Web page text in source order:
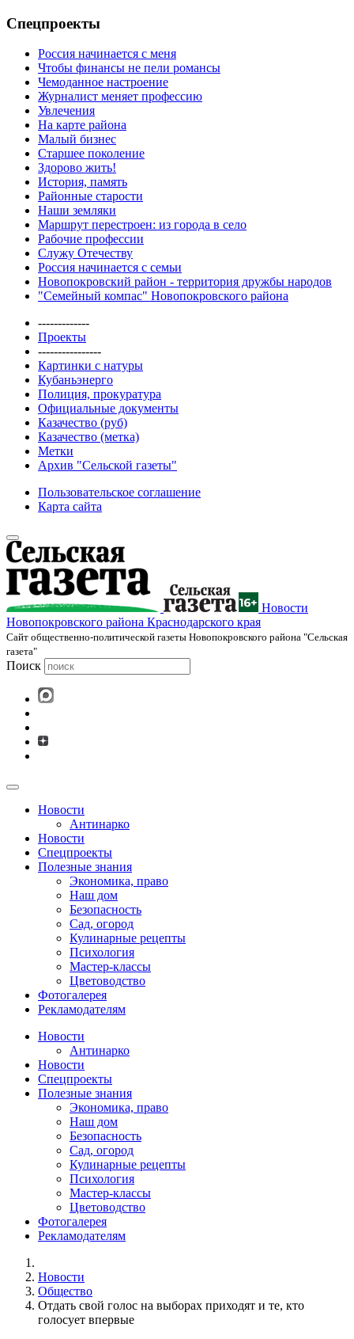
Спецпроекты
Россия начинается с меня
Чтобы финансы не пели романсы
Чемоданное настроение
Журналист меняет профессию
Увлечения
На карте района
Малый бизнес
Старшее поколение
Здорово жить!
История, память
Районные старости
Наши земляки
Маршрут перестроен: из города в село
Рабочие профессии
Служу Отечеству
Россия начинается с семьи
Новопокровский район - территория дружбы народов
"Семейный компас" Новопокровского района
-------------
Проекты
----------------
Картинки с натуры
Кубаньэнерго
Полиция, прокуратура
Официальные документы
Казачество (руб)
Казачество (метка)
Метки
Архив "Сельской газеты"
Пользовательское соглашение
Карта сайта
Новости
Новопокровского района Краснодарского края
Cайт общественно-политической газеты Новопокровского района "Сельская
газета"
Поиск
Новости
Антинарко
Новости
Спецпроекты
Полезные знания
Экономика, право
Наш дом
Безопасность
Сад, огород
Кулинарные рецепты
Психология
Мастер-классы
Цветоводство
Фотогалерея
Рекламодателям
Новости
Антинарко
Новости
Спецпроекты
Полезные знания
Экономика, право
Наш дом
Безопасность
Сад, огород
Кулинарные рецепты
Психология
Мастер-классы
Цветоводство
Фотогалерея
Рекламодателям
Новости
Общество
Отдать свой голос на выборах приходят и те, кто
голосует впервые